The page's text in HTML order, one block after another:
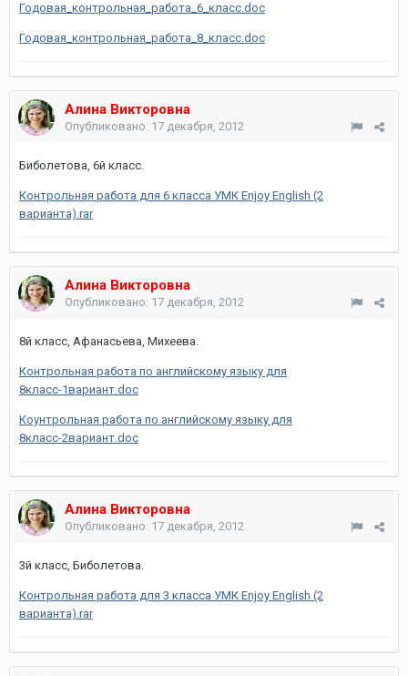
Годовая_контрольная_работа_6_класс.doc
Годовая_контрольная_работа_8_класс.doc
Алина Викторовна
Опубликовано: 17 декабря, 2012
Биболетова, 6й класс.
Контрольная работа для 6 класса УМК Enjoy English (2
варианта).rar
Алина Викторовна
Опубликовано: 17 декабря, 2012
8й класс, Афанасьева, Михеева.
Контрольная работа по английскому языку для
8класс-1вариант.doc
Коунтрольная работа по английскому языку для
8класс-2вариант.doc
Алина Викторовна
Опубликовано: 17 декабря, 2012
3й класс, Биболетова.
Контрольная работа для 3 класса УМК Enjoy English (2
варианта).rar